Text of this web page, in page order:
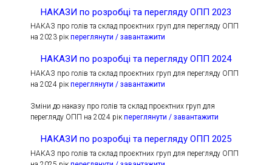
НАКАЗИ по розробці та перегляду ОПП 2023
НАКАЗ про голів та склад проєктних груп для перегляду ОПП
на 2023 рік переглянути / завантажити
НАКАЗИ по розробці та перегляду ОПП 2024
НАКАЗ про голів та склад проєктних груп для перегляду ОПП
на 2024 рік переглянути / завантажити
Зміни до наказу про голів та склад проєктних груп для
перегляду ОПП на 2024 рік переглянути / завантажити
НАКАЗИ по розробці та перегляду ОПП 2025
НАКАЗ про голів та склад проєктних груп для перегляду ОПП